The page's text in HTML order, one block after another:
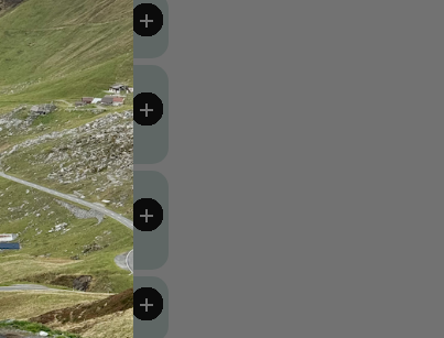
u bestelt
💚
&